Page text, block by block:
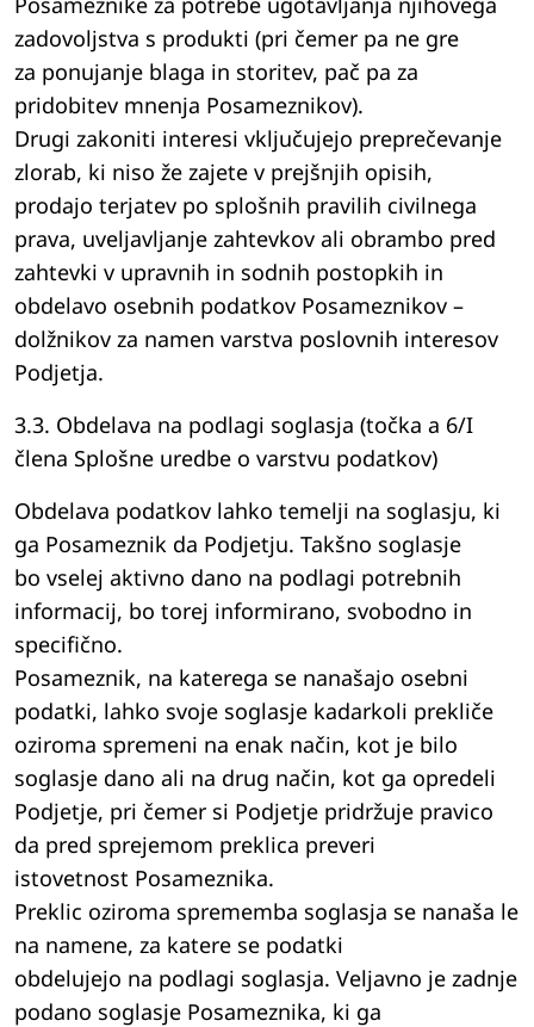
zadovoljstva s produkti (pri čemer pa ne gre
za ponujanje blaga in storitev, pač pa za
pridobitev mnenja Posameznikov).
Drugi zakoniti interesi vključujejo preprečevanje
zlorab, ki niso že zajete v prejšnjih opisih,
prodajo terjatev po splošnih pravilih civilnega
prava, uveljavljanje zahtevkov ali obrambo pred
zahtevki v upravnih in sodnih postopkih in
obdelavo osebnih podatkov Posameznikov –
dolžnikov za namen varstva poslovnih interesov
Podjetja.
3.3. Obdelava na podlagi soglasja (točka a 6/I
člena Splošne uredbe o varstvu podatkov)
Obdelava podatkov lahko temelji na soglasju, ki
ga Posameznik da Podjetju. Takšno soglasje
bo vselej aktivno dano na podlagi potrebnih
informacij, bo torej informirano, svobodno in
specifično.
Posameznik, na katerega se nanašajo osebni
podatki, lahko svoje soglasje kadarkoli prekliče
oziroma spremeni na enak način, kot je bilo
soglasje dano ali na drug način, kot ga opredeli
Podjetje, pri čemer si Podjetje pridržuje pravico
da pred sprejemom preklica preveri
istovetnost Posameznika.
Preklic oziroma sprememba soglasja se nanaša le
na namene, za katere se podatki
obdelujejo na podlagi soglasja. Veljavno je zadnje
podano soglasje Posameznika, ki ga